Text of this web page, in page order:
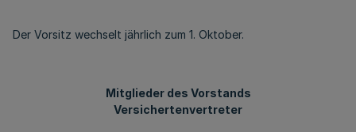
Der Vorsitz wechselt jährlich zum 1. Oktober.
Mitglieder des Vorstands
Versichertenvertreter